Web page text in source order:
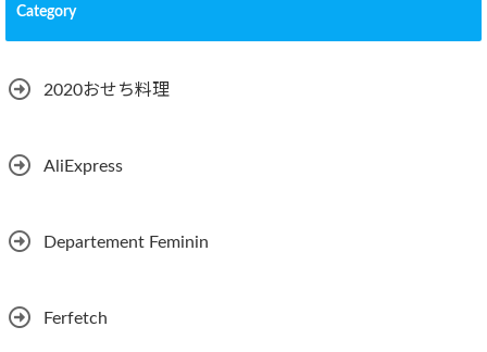
Category
2020おせち料理
AliExpress
Departement Feminin
Ferfetch